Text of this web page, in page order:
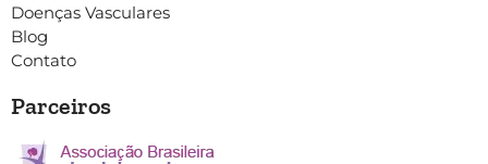
Doenças Vasculares
Blog
Contato
Parceiros